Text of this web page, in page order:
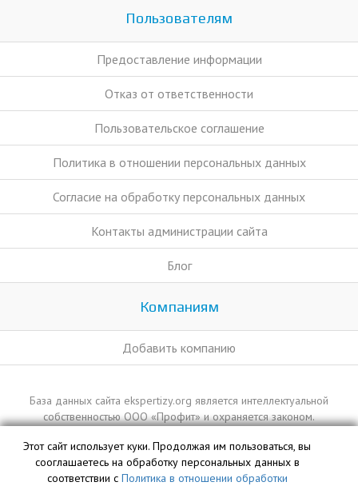
Пользователям
Предоставление информации
Отказ от ответственности
Пользовательское соглашение
Политика в отношении персональных данных
Согласие на обработку персональных данных
Контакты администрации сайта
Блог
Компаниям
Добавить компанию
База данных сайта ekspertizy.org является интеллектуальной
собственностью ООО «Профит» и охраняется законом.
Этот сайт использует куки. Продолжая им пользоваться, вы
сооглашаетесь на обработку персональных данных в
соответствии с Политика в отношении обработки